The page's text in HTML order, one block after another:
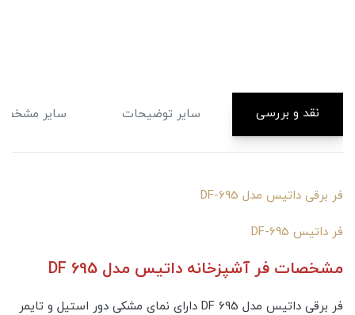
نقد و بررسی سایر توضیحات سایر
فر برقی داتیس مدل DF-695
فر داتیس DF-695
مشخصات فر آشپزخانه داتیس مدل DF 695
فر برقی داتیس مدل DF 695 دارای نمای مشکی دور استیل و تایمر